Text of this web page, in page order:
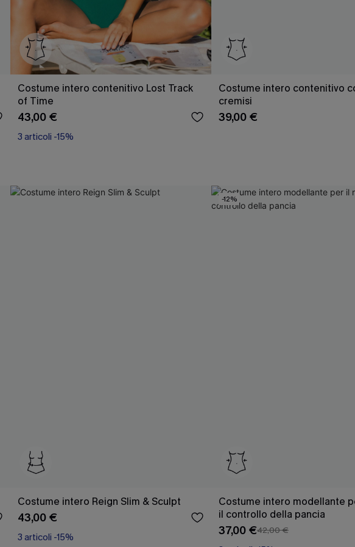
Costume intero contenitivo Lost Track
of Time
43,00 €
3 articoli -15%
Costume intero contenitivo
cremisi
39,00 €
Costume intero Reign Slim & Sculpt
43,00 €
3 articoli -15%
-12%
Costume intero modellante
il controllo della pancia
37,00 €42,00 €